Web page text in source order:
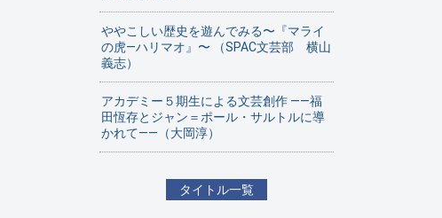
ややこしい歴史を遊んでみる〜『マライ
の虎—ハリマオ』〜 （SPAC文芸部 横山
義志）
アカデミー５期生による文芸創作 ——福
田恆存とジャン＝ポール・サルトルに導
かれて——（大岡淳）
タイトル一覧